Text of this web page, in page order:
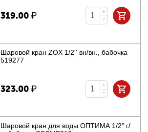
319.00₽
+
−
Шаровой кран ZOX 1/2'' вн/вн., бабочка
519277
323.00₽
+
−
Шаровой кран для воды ОПТИМА 1/2" г/